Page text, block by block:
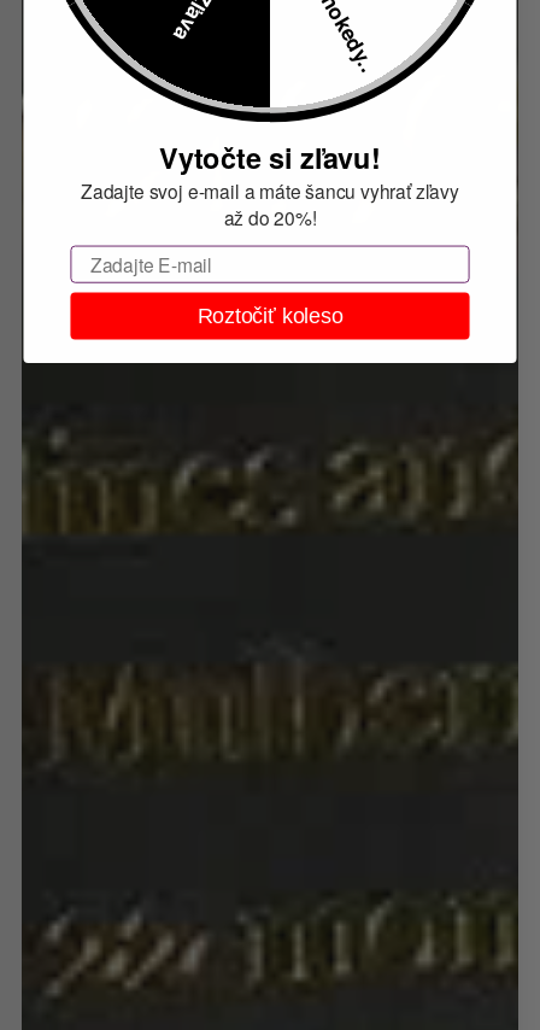
Vytočte si zľavu!
Zadajte svoj e-mail a máte šancu vyhrať zľavy
až do 20%!
Email
Roztočiť koleso